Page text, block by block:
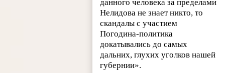
данного человека за пределами
Нелидова не знает никто, то
скандалы с участием
Погодина-политика
докатывались до самых
дальних, глухих уголков нашей
губернии».